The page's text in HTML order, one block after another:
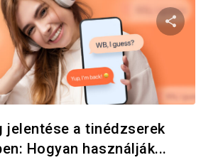
jelentése a tinédzserek
Hogyan használják...